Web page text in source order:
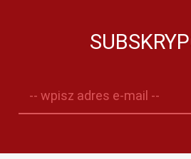
-- wpisz adres e-mail --